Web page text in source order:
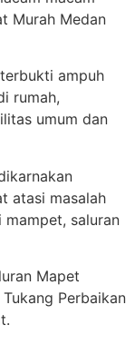
Murah Medan
ampuh
rumah,
umum dan
atasi masalah
saluran
Mapet
Perbaikan